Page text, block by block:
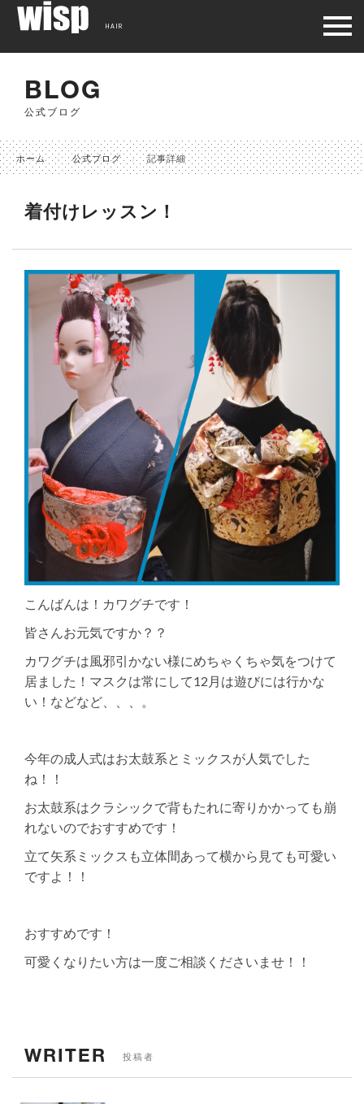
BLOG
公式ブログ
ホーム 公式ブログ 記事詳細
着付けレッスン！
こんばんは！カワグチです！
皆さんお元気ですか？？
カワグチは風邪引かない様にめちゃくちゃ気をつけて
居ました！マスクは常にして12月は遊びには行かな
い！などなど、、、。
今年の成人式はお太鼓系とミックスが人気でした
ね！！
お太鼓系はクラシックで背もたれに寄りかかっても崩
れないのでおすすめです！
立て矢系ミックスも立体間あって横から見ても可愛い
ですよ！！
おすすめです！
可愛くなりたい方は一度ご相談くださいませ！！
WRITER 投稿者
HAIR